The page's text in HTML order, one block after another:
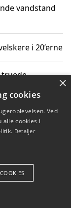
vandstand
i 20’erne
truede
til
×
cookies
Ved
alle cookies i
Detaljer